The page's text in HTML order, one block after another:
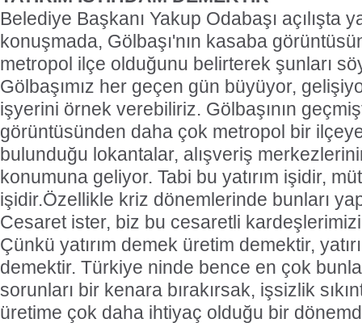
Belediye Başkanı Yakup Odabaşı açılışta
konuşmada, Gölbaşı'nın kasaba
metropol ilçe olduğunu belirterek şunları
Gölbaşımız her geçen gün büyüyor,
işyerini örnek verebiliriz. Gölbaşının
görüntüsünden daha çok metropol bir ilçeye
bulunduğu lokantalar, alışveriş
konumuna geliyor. Tabi bu yatırım işidir,
işidir.Özellikle kriz dönemlerinde bunları
Cesaret ister, biz bu cesaretli
Çünkü yatırım demek üretim demektir,
demektir. Türkiye ninde bence en çok
sorunları bir kenara bırakırsak, işsizlik
üretime çok daha ihtiyaç olduğu bir